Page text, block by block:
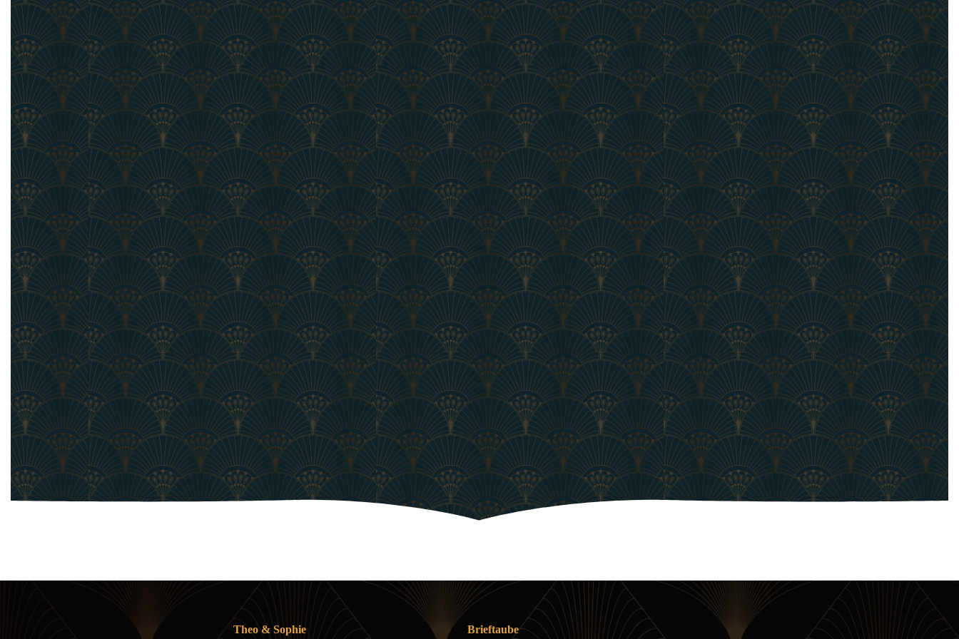
Egoismus: Die Herausforderung moderner
Beziehungen
23. JULI 2025
Baby unterwegs: 10 Tipps für eine gute
Vorbereitung
15. JULI 2025
Dopamin: Die Sucht nach dem roten Knopf
9. JULI 2025
Theo & Sophie Brieftaube